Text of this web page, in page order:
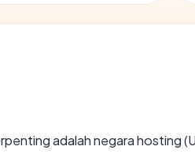
adalah negara hosting